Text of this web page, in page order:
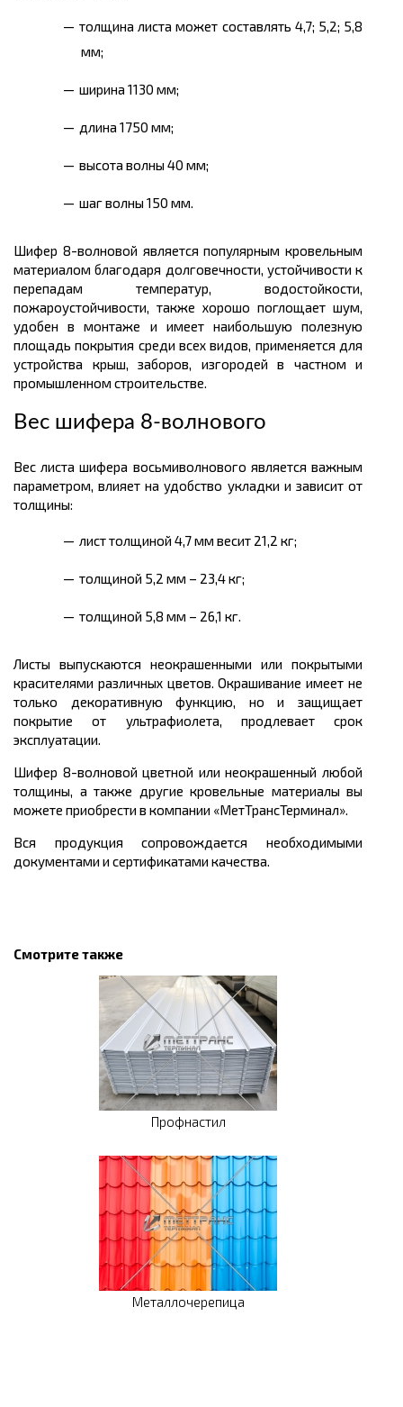
толщина листа может составлять 4,7; 5,2; 5,8
мм;
ширина 1130 мм;
длина 1750 мм;
высота волны 40 мм;
шаг волны 150 мм.
Шифер 8-волновой является популярным кровельным
материалом благодаря долговечности, устойчивости к
перепадам температур, водостойкости,
пожароустойчивости, также хорошо поглощает шум,
удобен в монтаже и имеет наибольшую полезную
площадь покрытия среди всех видов, применяется для
устройства крыш, заборов, изгородей в частном и
промышленном строительстве.
Вес шифера 8-волнового
Вес листа шифера восьмиволнового является важным
параметром, влияет на удобство укладки и зависит от
толщины:
лист толщиной 4,7 мм весит 21,2 кг;
толщиной 5,2 мм – 23,4 кг;
толщиной 5,8 мм – 26,1 кг.
Листы выпускаются неокрашенными или покрытыми
красителями различных цветов. Окрашивание имеет не
только декоративную функцию, но и защищает
покрытие от ультрафиолета, продлевает срок
эксплуатации.
Шифер 8-волновой цветной или неокрашенный любой
толщины, а также другие кровельные материалы вы
можете приобрести в компании «МетТрансТерминал».
Вся продукция сопровождается необходимыми
документами и сертификатами качества.
Смотрите также
Профнастил
Металлочерепица